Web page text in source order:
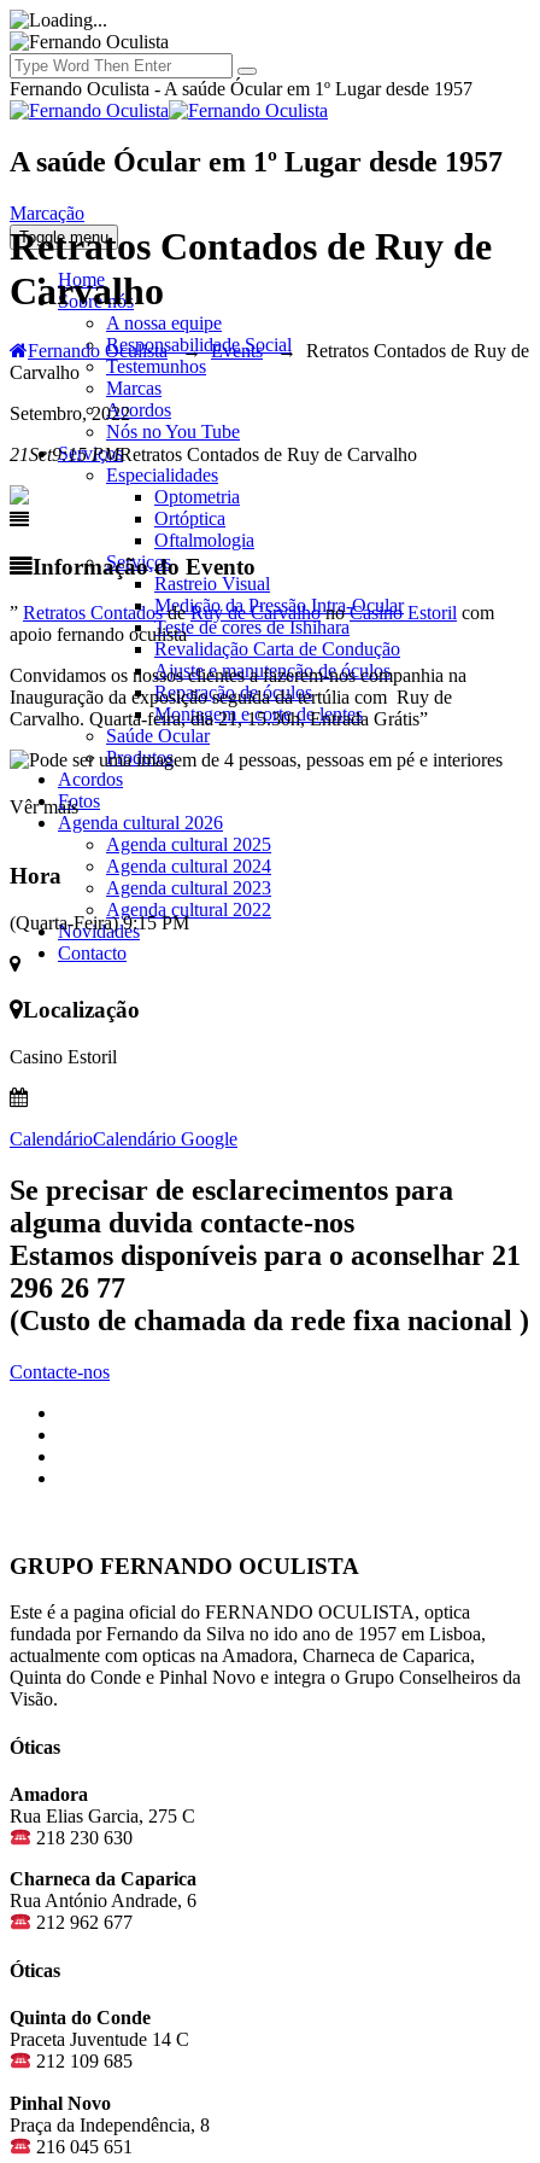
Fernando Oculista - A saúde Ócular em 1º Lugar desde 1957
A saúde Ócular em 1º Lugar desde 1957
Marcação
Toggle menu
Home
Sobre nós
A nossa equipe
Responsabilidade Social
Testemunhos
Marcas
Acordos
Nós no You Tube
Serviços
Especialidades
Optometria
Ortóptica
Oftalmologia
Serviços
Rastreio Visual
Medição da Pressão Intra-Ocular
Teste de cores de Ishihara
Revalidação Carta de Condução
Ajuste e manutenção de óculos
Reparação de óculos
Montagem e corte de lentes
Saúde Ocular
Produtos
Acordos
Fotos
Agenda cultural 2026
Agenda cultural 2025
Agenda cultural 2024
Agenda cultural 2023
Agenda cultural 2022
Novidades
Contacto
Retratos Contados de Ruy de
Carvalho
Fernando Oculista →Events→ Retratos Contados de Ruy de
Carvalho
Setembro, 2022
21Set9:15 PMRetratos Contados de Ruy de Carvalho
Informação do Evento
” Retratos ContadosdeRuy de CarvalhonoCasino Estoril com
apoio fernando oculista
Convidamos os nossos clientes a fazerem-nos companhia na
Inauguração da exposição seguida da tertúlia com Ruy de
Carvalho. Quarta-feira, dia 21, 15.30h, Entrada Grátis”
Vêr mais
Hora
(Quarta-Feira) 9:15 PM
Localização
Casino Estoril
CalendárioCalendário Google
Se precisar de esclarecimentos para
alguma duvida contacte-nos
Estamos disponíveis para o aconselhar 21
296 26 77
(Custo de chamada da rede fixa nacional )
Contacte-nos
GRUPO FERNANDO OCULISTA
Este é a pagina oficial do FERNANDO OCULISTA, optica
fundada por Fernando da Silva no ido ano de 1957 em Lisboa,
actualmente com opticas na Amadora, Charneca de Caparica,
Quinta do Conde e Pinhal Novo e integra o Grupo Conselheiros da
Visão.
Óticas
Amadora
Rua Elias Garcia, 275 C
218 230 630
Charneca da Caparica
Rua António Andrade, 6
212 962 677
Óticas
Quinta do Conde
Praceta Juventude 14 C
212 109 685
Pinhal Novo
Praça da Independência, 8
216 045 651